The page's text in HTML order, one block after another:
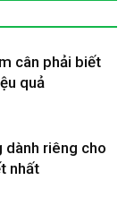
cân phải biết
quả
dành riêng cho
nhất